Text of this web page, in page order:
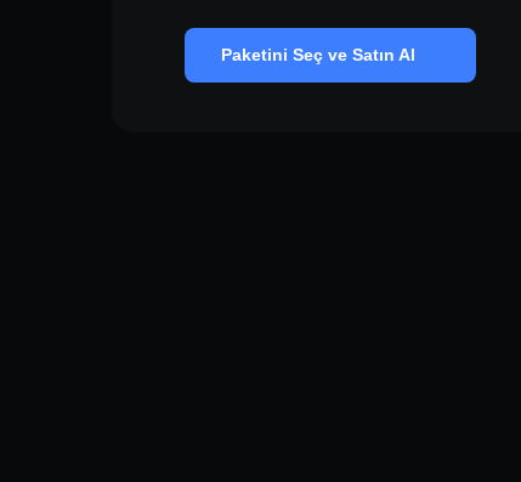
Paketini Seç ve Satın Al